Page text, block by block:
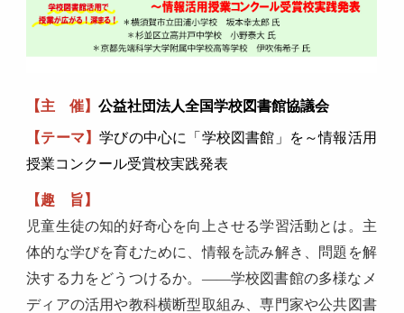
【主 催】公益社団法人全国学校図書館協議会
【テーマ】学びの中心に「学校図書館」を～情報活用
授業コンクール受賞校実践発表
【趣 旨】
児童生徒の知的好奇心を向上させる学習活動とは。主
体的な学びを育むために、情報を読み解き、問題を解
決する力をどうつけるか。――学校図書館の多様なメ
ディアの活用や教科横断型取組み、専門家や公共図書